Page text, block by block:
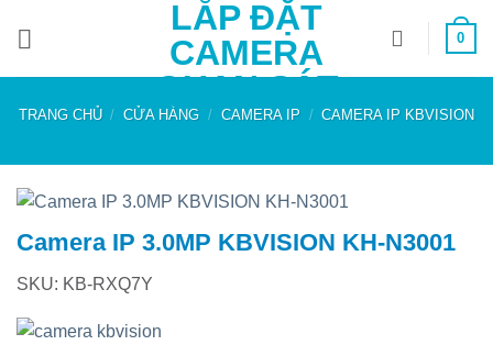
LẮP ĐẶT
CAMERA
QUAN SÁT
0
TRANG CHỦ / CỬA HÀNG / CAMERA IP / CAMERA IP KBVISION
Camera IP 3.0MP KBVISION KH-N3001
SKU: KB-RXQ7Y